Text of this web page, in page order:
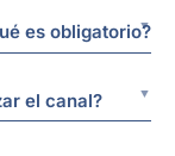
es obligatorio?
el canal?